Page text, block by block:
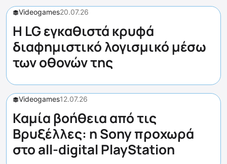
Videogames20.07.26
Η LG εγκαθιστά κρυφά
διαφημιστικό λογισμικό μέσω
των οθονών της
Videogames12.07.26
Καμία βοήθεια από τις
Βρυξέλλες: η Sony προχωρά
στο all-digital PlayStation